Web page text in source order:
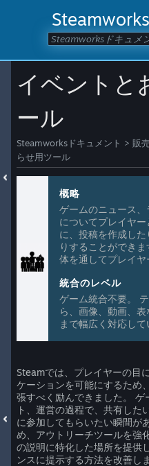
イベントと
ール
Steamworksドキュメント > 販
らせ用ツール
概略
ゲームのニュース
についてプレイヤ
に、投稿を作成し
りすることができ
体を通してプレイヤ
統合のレベル
ゲーム統合不要。
ら、画像、動画、
まで幅広く対応して
Steamでは、プレイヤーの目
ケーションを可能にするため
張すべく励んできました。
ト、運営の過程で、共有した
に参加してもらいたい瞬間が
め、アウトリーチツールを強
の説明に特化した場所を提供
ンスに提示する方法を改善し